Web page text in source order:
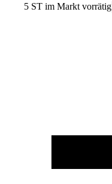
5 ST im Markt vorrätig